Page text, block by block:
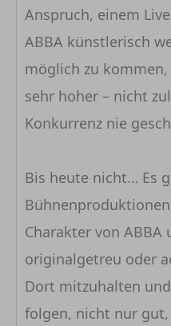
Anspruch, einem
ABBA künstlerisch
möglich zu
sehr hoher – nicht
Konkurrenz nie
Bis heute nicht… Es
Charakter von ABBA
originalgetreu oder
Dort mitzuhalten
folgen, nicht nur